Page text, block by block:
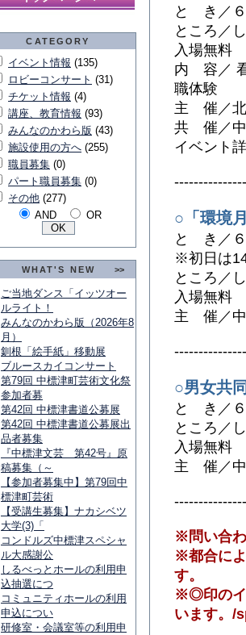
CATEGORY
イベント情報 (135)
ロビーコンサート (31)
チケット情報 (4)
講座、教育情報 (93)
みんなのかわら版 (43)
施設使用の方へ (255)
職員募集 (0)
パート職員募集 (0)
その他 (277)
AND
OR
WHAT'S NEW >>
ご当地ダンス「イッツオー
ルライト！
みんなのかわら版（2026年8
月）
釧根「絵手紙」移動展
ブルースカイコンサート
第79回 中標津町芸術文化祭
参加者募
第42回 中標津書道公募展
第42回 中標津書道公募展出
品者募集
『中標津文芸 第42号』原
稿募集（～
【参加者募集中】第79回中
標津町芸術
【受講生募集】ナカシベツ
大学(3)「
コンドルズ中標津スペシャ
ル大感謝公
しるべっとホールの利用申
込抽選につ
コミュニティホールの利用
申込につい
研修室・会議室等の利用申
と き／
ところ／
入場無料
内 容／
職体験
主 催／北
共 催／
イベント
○「環境
と き／６
※初日は
ところ／
入場無料
主 催／中
○男女共
と き／６
ところ／
入場無料
主 催／
※問い合
※都合に
す。
※◎印のイ
います。/